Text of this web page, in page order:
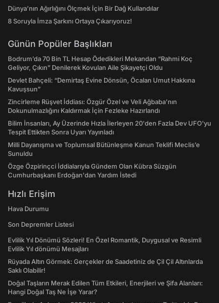
Dünya’nın Ağırlığını Ölçmek İçin Bir Dağ Kullandılar
8 Soruyla İmza Şarkını Ortaya Çıkarıyoruz!
Günün Popüler Başlıkları
Bodrum’da 70 Bin TL Hesap Ödedikleri Mekandan “Rahmi Koç
Geliyor, Çıkın” Denilerek Kovulan Aile Şikayetçi Oldu
Devlet Bahçeli: “Demirtaş Evine Dönsün, Öcalan Umut Hakkına
Kavuşsun”
Zincirleme Rüşvet İddiası: Özgür Özel ve Veli Ağbaba’nın
Dokunulmazlığını Kaldırmak İçin Fezleke Hazırlandı
Bilim İnsanları, Ay Üzerinde Hızla İlerleyen 20'den Fazla Dev UFO'yu
Tespit Ettikten Sonra Uyarı Yayınladı
Milli Dayanışma ve Toplumsal Bütünleşme Kanun Teklifi Meclis’e
Sunuldu
Özge Özpirinçci İddialarıyla Gündem Olan Kübra Süzgün
Cumhurbaşkanı Erdoğan'dan Yardım İstedi
Hızlı Erişim
Hava Durumu
Son Depremler Listesi
Evlilik Yıl Dönümü Sözleri! En Özel Romantik, Duygusal ve Resimli
Evlilik Yıl dönümü Mesajları
Rüyada Altın Görmek: Gerçekler de Saadetiniz de Çil Çil Altınlarda
Saklı Olabilir!
Doğal Taşların Merak Edilen Tüm Etkileri, Enerjileri ve Şifa Alanları:
Hangi Doğal Taş Ne İşe Yarar?